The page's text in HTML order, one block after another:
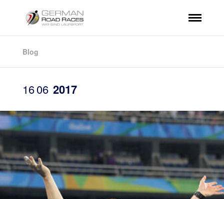
Blog
1606 2017